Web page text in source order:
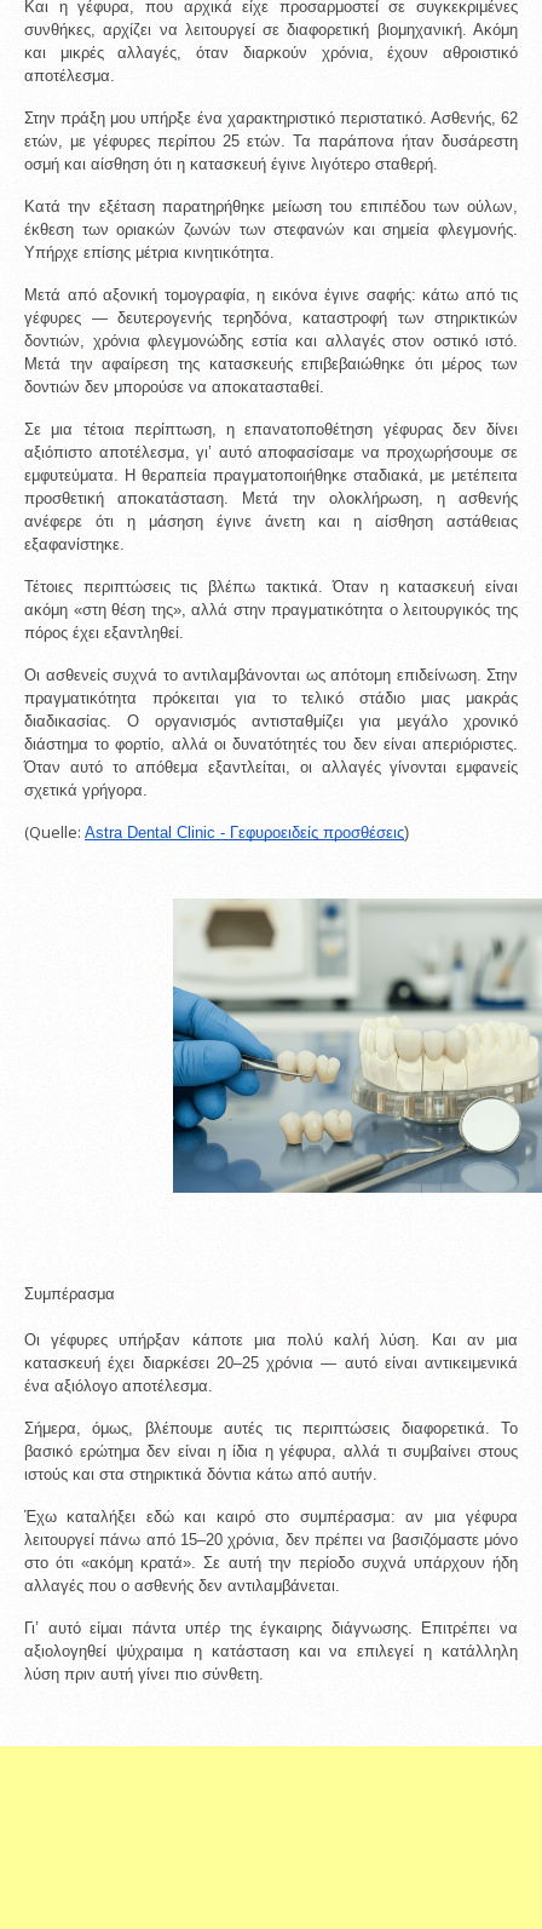
Και η γέφυρα, που αρχικά είχε προσαρμοστεί σε συγκεκριμένες
συνθήκες, αρχίζει να λειτουργεί σε διαφορετική βιομηχανική. Ακόμη
και μικρές αλλαγές, όταν διαρκούν χρόνια, έχουν αθροιστικό
αποτέλεσμα.
Στην πράξη μου υπήρξε ένα χαρακτηριστικό περιστατικό. Ασθενής, 62
ετών, με γέφυρες περίπου 25 ετών. Τα παράπονα ήταν δυσάρεστη
οσμή και αίσθηση ότι η κατασκευή έγινε λιγότερο σταθερή.
Κατά την εξέταση παρατηρήθηκε μείωση του επιπέδου των ούλων,
έκθεση των οριακών ζωνών των στεφανών και σημεία φλεγμονής.
Υπήρχε επίσης μέτρια κινητικότητα.
Μετά από αξονική τομογραφία, η εικόνα έγινε σαφής: κάτω από τις
γέφυρες — δευτερογενής τερηδόνα, καταστροφή των στηρικτικών
δοντιών, χρόνια φλεγμονώδης εστία και αλλαγές στον οστικό ιστό.
Μετά την αφαίρεση της κατασκευής επιβεβαιώθηκε ότι μέρος των
δοντιών δεν μπορούσε να αποκατασταθεί.
Σε μια τέτοια περίπτωση, η επανατοποθέτηση γέφυρας δεν δίνει
αξιόπιστο αποτέλεσμα, γι’ αυτό αποφασίσαμε να προχωρήσουμε σε
εμφυτεύματα. Η θεραπεία πραγματοποιήθηκε σταδιακά, με μετέπειτα
προσθετική αποκατάσταση. Μετά την ολοκλήρωση, η ασθενής
ανέφερε ότι η μάσηση έγινε άνετη και η αίσθηση αστάθειας
εξαφανίστηκε.
Τέτοιες περιπτώσεις τις βλέπω τακτικά. Όταν η κατασκευή είναι
ακόμη «στη θέση της», αλλά στην πραγματικότητα ο λειτουργικός της
πόρος έχει εξαντληθεί.
Οι ασθενείς συχνά το αντιλαμβάνονται ως απότομη επιδείνωση. Στην
πραγματικότητα πρόκειται για το τελικό στάδιο μιας μακράς
διαδικασίας. Ο οργανισμός αντισταθμίζει για μεγάλο χρονικό
διάστημα το φορτίο, αλλά οι δυνατότητές του δεν είναι απεριόριστες.
Όταν αυτό το απόθεμα εξαντλείται, οι αλλαγές γίνονται εμφανείς
σχετικά γρήγορα.
(Quelle: Astra Dental Clinic - Γεφυροειδείς προσθέσεις)
Συμπέρασμα
Οι γέφυρες υπήρξαν κάποτε μια πολύ καλή λύση. Και αν μια
κατασκευή έχει διαρκέσει 20–25 χρόνια — αυτό είναι αντικειμενικά
ένα αξιόλογο αποτέλεσμα.
Σήμερα, όμως, βλέπουμε αυτές τις περιπτώσεις διαφορετικά. Το
βασικό ερώτημα δεν είναι η ίδια η γέφυρα, αλλά τι συμβαίνει στους
ιστούς και στα στηρικτικά δόντια κάτω από αυτήν.
Έχω καταλήξει εδώ και καιρό στο συμπέρασμα: αν μια γέφυρα
λειτουργεί πάνω από 15–20 χρόνια, δεν πρέπει να βασιζόμαστε μόνο
στο ότι «ακόμη κρατά». Σε αυτή την περίοδο συχνά υπάρχουν ήδη
αλλαγές που ο ασθενής δεν αντιλαμβάνεται.
Γι’ αυτό είμαι πάντα υπέρ της έγκαιρης διάγνωσης. Επιτρέπει να
αξιολογηθεί ψύχραιμα η κατάσταση και να επιλεγεί η κατάλληλη
λύση πριν αυτή γίνει πιο σύνθετη.